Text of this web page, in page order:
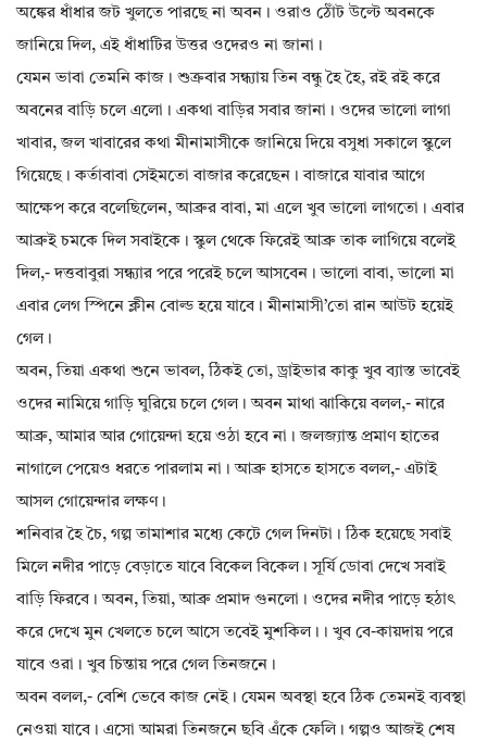
অঙ্কের ধাঁধার জট খুলতে পারছে না অবন। ওরাও ঠোঁট উল্টে অবনকে
জানিয়ে দিল, এই ধাঁধাটির উত্তর ওদেরও না জানা।
যেমন ভাবা তেমনি কাজ। শুক্রবার সন্ধ্যায় তিন বন্ধু হৈ হৈ, রই রই করে
অবনের বাড়ি চলে এলো। একথা বাড়ির সবার জানা। ওদের ভালো লাগা
খাবার, জল খাবারের কথা মীনামাসীকে জানিয়ে দিয়ে বসুধা সকালে স্কুলে
গিয়েছে। কর্তাবাবা সেইমতো বাজার করেছেন। বাজারে যাবার আগে
আক্ষেপ করে বলেছিলেন, আব্রুর বাবা, মা এলে খুব ভালো লাগতো। এবার
আব্রুই চমকে দিল সবাইকে। স্কুল থেকে ফিরেই আব্রু তাক লাগিয়ে বলেই
দিল,- দত্তবাবুরা সন্ধ্যার পরে পরেই চলে আসবেন। ভালো বাবা, ভালো মা
এবার লেগ স্পিনে ক্লীন বোল্ড হয়ে যাবে। মীনামাসী’তো রান আউট হয়েই
গেল।
অবন, তিয়া একথা শুনে ভাবল, ঠিকই তো, ড্রাইভার কাকু খুব ব‍্যাস্ত ভাবেই
ওদের নামিয়ে গাড়ি ঘুরিয়ে চলে গেল। অবন মাথা ঝাকিয়ে বলল,- নারে
আব্রু, আমার আর গোয়েন্দা হয়ে ওঠা হবে না। জলজ‍্যান্ত প্রমাণ হাতের
নাগালে পেয়েও ধরতে পারলাম না। আব্রু হাসতে হাসতে বলল,- এটাই
আসল গোয়েন্দার লক্ষণ।
শনিবার হৈ চৈ, গল্প তামাশার মধ‍্যে কেটে গেল দিনটা। ঠিক হয়েছে সবাই
মিলে নদীর পাড়ে বেড়াতে যাবে বিকেল বিকেল। সূর্যি ডোবা দেখে সবাই
বাড়ি ফিরবে। অবন, তিয়া, আব্রু প্রমাদ গুনলো। ওদের নদীর পাড়ে হঠাৎ
করে দেখে মুন খেলতে চলে আসে তবেই মুশকিল।। খুব বে-কায়দায় পরে
যাবে ওরা। খুব চিন্তায় পরে গেল তিনজনে।
অবন বলল,- বেশি ভেবে কাজ নেই। যেমন অবস্থা হবে ঠিক তেমনই ব্যবস্থা
নেওয়া যাবে। এসো আমরা তিনজনে ছবি এঁকে ফেলি। গল্পও আজই শেষ